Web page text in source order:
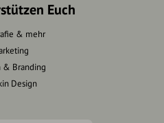
Euch
& mehr
& Branding
Design